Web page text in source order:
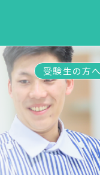
受験生の方へ